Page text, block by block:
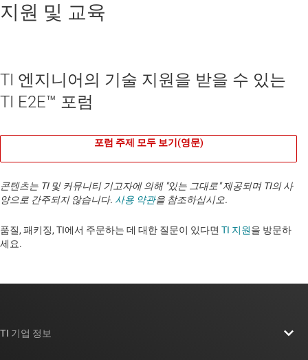
지원 및 교육
TI 엔지니어의 기술 지원을 받을 수 있는
TI E2E™ 포럼
포럼 주제 모두 보기(영문)
콘텐츠는 TI 및 커뮤니티 기고자에 의해 "있는 그대로" 제공되며 TI의 사
양으로 간주되지 않습니다. 사용 약관을 참조하십시오.
품질, 패키징, TI에서 주문하는 데 대한 질문이 있다면 TI 지원을 방문하
세요. ​​​​​​​​​​​​​​
TI 기업 정보